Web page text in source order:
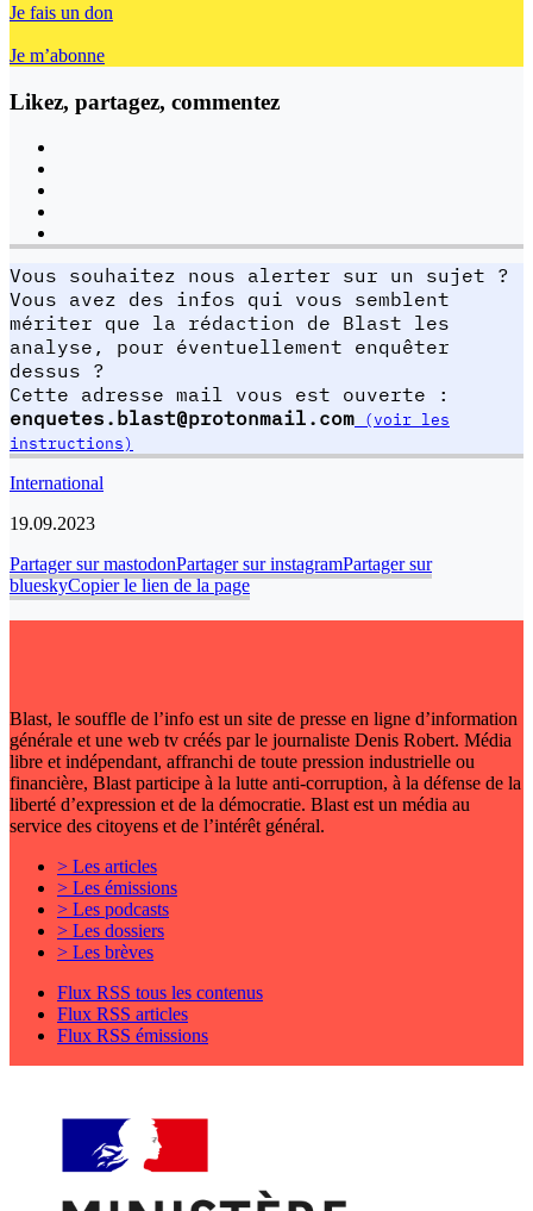
Je fais un don
Je m’abonne
Likez, partagez, commentez
Vous souhaitez nous alerter sur un sujet ?
Vous avez des infos qui vous semblent
mériter que la rédaction de Blast les
analyse, pour éventuellement enquêter
dessus ?
Cette adresse mail vous est ouverte :
enquetes.blast@protonmail.com (voir les
instructions)
International
19.09.2023
Partager sur mastodonPartager sur instagramPartager sur
blueskyCopier le lien de la page
Blast, le souffle de l’info est un site de presse en ligne d’information
générale et une web tv créés par le journaliste Denis Robert. Média
libre et indépendant, affranchi de toute pression industrielle ou
financière, Blast participe à la lutte anti-corruption, à la défense de la
liberté d’expression et de la démocratie. Blast est un média au
service des citoyens et de l’intérêt général.
> Les articles
> Les émissions
> Les podcasts
> Les dossiers
> Les brèves
Flux RSS tous les contenus
Flux RSS articles
Flux RSS émissions